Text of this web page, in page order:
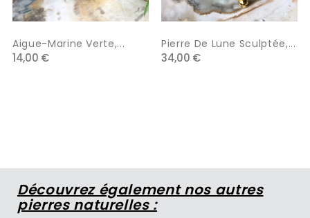
Aigue-Marine Verte,...
14,00 €
Pierre De Lune Sculptée,...
34,00 €
Découvrez également nos autres
pierres naturelles :